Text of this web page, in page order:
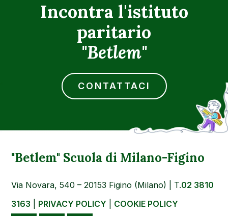
Incontra l'istituto
paritario
"Betlem"
CONTATTACI
"Betlem" Scuola di Milano-Figino
Via Novara, 540 – 20153 Figino (Milano) | T.02 3810
3163
PRIVACY POLICY COOKIE POLICY